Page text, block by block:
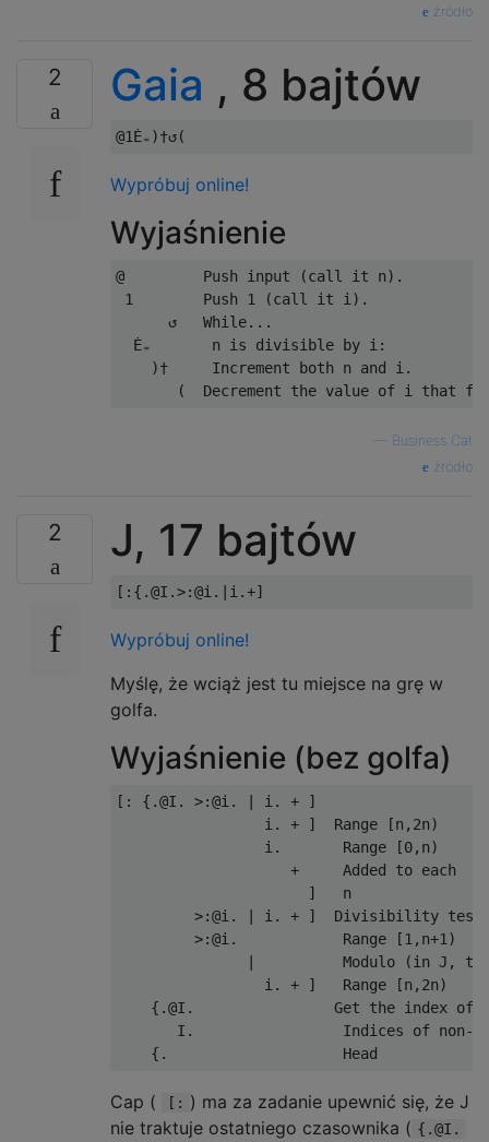
źródło
2 Gaia , 8 bajtów
Wypróbuj online!
Wyjaśnienie
@         Push input (call it n).
1        Push 1 (call it i).
      ↺   While...
  Ė₌       n is divisible by i:
    )†     Increment both n and i.
Business Cat
źródło
2 J, 17 bajtów
Wypróbuj online!
Myślę, że wciąż jest tu miejsce na grę w
golfa.
Wyjaśnienie (bez golfa)
[: {.@I. >:@i. | i. + ]
                 i. + ]  Range [n,2n)
                 i.       Range [0,n)
                    +     Added to each
                      ]   n
         >:@i. | i. + ]  Divisibility test
         >:@i.            Range [1,n+1)
|          Modulo (in J,
                 i. + ]   Range [n,2n)
{.@I.                Get the index of
I.                 Indices of non-
Cap ( [: ) ma za zadanie upewnić się, że J
nie traktuje ostatniego czasownika ( {.@I.